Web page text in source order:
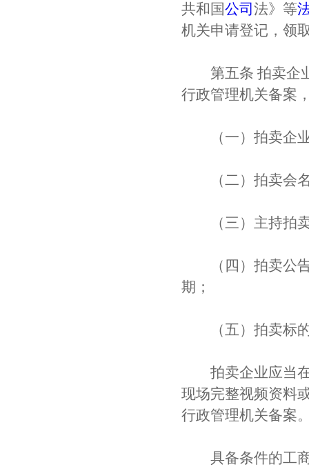
共和国公司 法》等
机关申请登记，领
第五条 拍卖企业
行政管理机关备案
（一）拍卖企业
（二）拍卖会名
（三）主持拍卖
（四）拍卖公告
期；
（五）拍卖标
拍卖企业应当在
现场完整视频资料
行政管理机关备案
具备条件的工商